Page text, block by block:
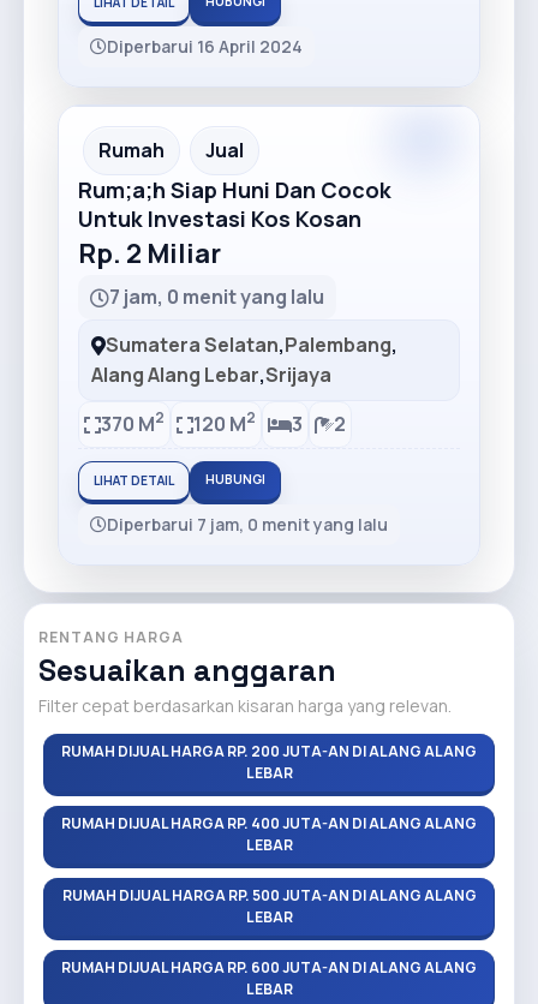
Diperbarui 16 April 2024
Rumah Jual
Rum;a;h Siap Huni Dan Cocok
Untuk Investasi Kos Kosan
Rp. 2 Miliar
7 jam, 0 menit yang lalu
Sumatera Selatan,Palembang,
Alang Alang Lebar,Srijaya
370 M2 120 M2 3 2
LIHAT DETAIL HUBUNGI
Diperbarui 7 jam, 0 menit yang lalu
RENTANG HARGA
Sesuaikan anggaran
Filter cepat berdasarkan kisaran harga yang relevan.
RUMAH DIJUAL HARGA RP. 200 JUTA-AN DI ALANG ALANG
LEBAR
RUMAH DIJUAL HARGA RP. 400 JUTA-AN DI ALANG ALANG
LEBAR
RUMAH DIJUAL HARGA RP. 500 JUTA-AN DI ALANG ALANG
LEBAR
RUMAH DIJUAL HARGA RP. 600 JUTA-AN DI ALANG ALANG
LEBAR